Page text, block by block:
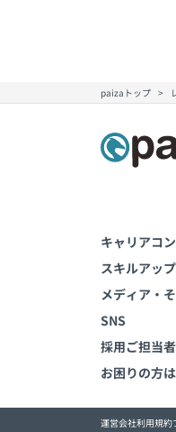
paizaトップ
キャリアコ
スキルアッ
メディア・
SNS
採用ご担当
お困りの方
運営会社利用規約